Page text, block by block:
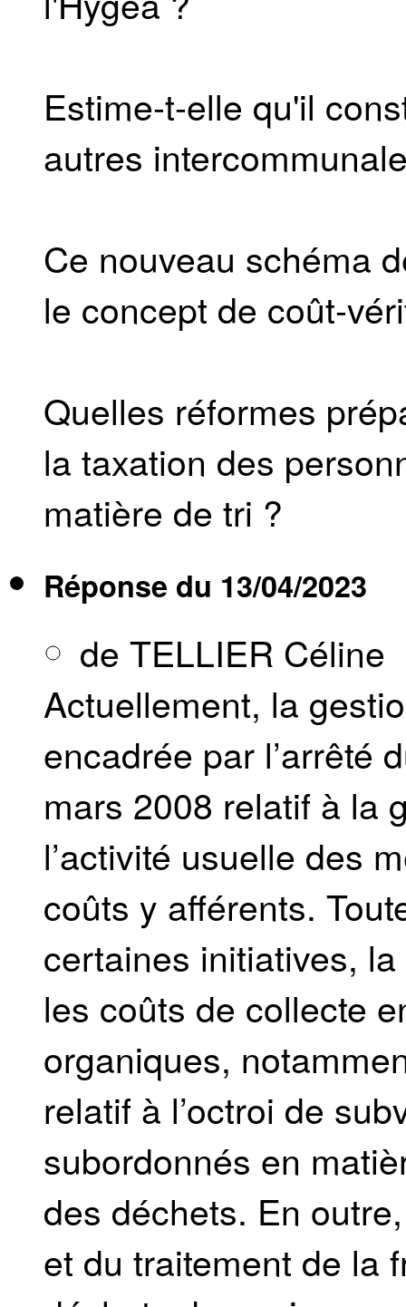
Estime-t-elle qu'il
autres
Ce nouveau schéma
le concept de coût-
Quelles réformes
la taxation des
matière de tri ?
Réponse du 13/04/2023
de TELLIER Céline
Actuellement, la
encadrée par l’arrêté
mars 2008 relatif à la
l’activité usuelle des
coûts y afférents.
certaines initiatives,
les coûts de collecte
organiques,
relatif à l’octroi de
subordonnés en
des déchets. En
et du traitement de la